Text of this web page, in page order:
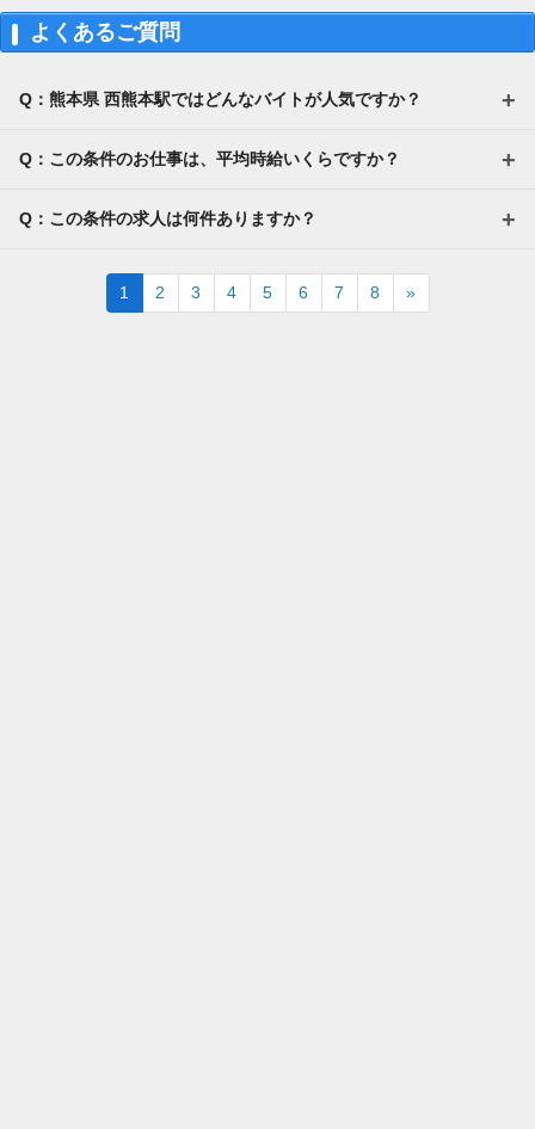
よくあるご質問
Q：熊本県 西熊本駅ではどんなバイトが人気ですか？
Q：この条件のお仕事は、平均時給いくらですか？
Q：この条件の求人は何件ありますか？
1 2 3 4 5 6 7 8 »Next